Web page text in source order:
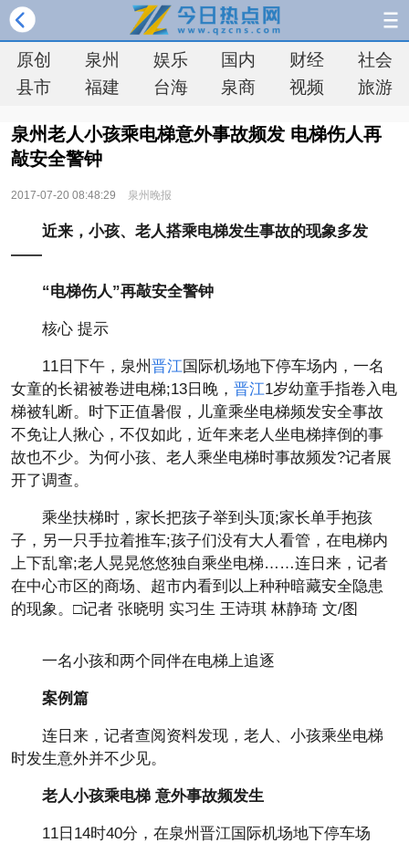
原创 泉州 娱乐 国内 财经
社会
县市
福建 台海 泉商 视频 旅游
泉州老人小孩乘电梯意外事故频发 电梯伤人再
敲安全警钟
2017-07-20 08:48:29 泉州晚报
近来，小孩、老人搭乘电梯发生事故的现象多发
——
“电梯伤人”再敲安全警钟
核心 提示
11日下午，泉州 晋江国际机场地下停车场内，一名
女童的长裙被卷进电梯;13日晚， 晋江1岁幼童手指卷入电
梯被轧断。时下正值暑假，儿童乘坐电梯频发安全事故
不免让人揪心，不仅如此，近年来老人坐电梯摔倒的事
故也不少。为何小孩、老人乘坐电梯时事故频发?记者展
开了调查。
乘坐扶梯时，家长把孩子举到头顶;家长单手抱孩
子，另一只手拉着推车;孩子们没有大人看管，在电梯内
上下乱窜;老人晃晃悠悠独自乘坐电梯……连日来，记者
在中心市区的商场、超市内看到以上种种暗藏安全隐患
的现象。□记者 张晓明 实习生 王诗琪 林静琦 文/图
一名小孩和两个同伴在电梯上追逐
案例篇
连日来，记者查阅资料发现，老人、小孩乘坐电梯
时发生意外并不少见。
老人小孩乘电梯 意外事故频发生
11日14时40分，在泉州晋江国际机场地下停车场